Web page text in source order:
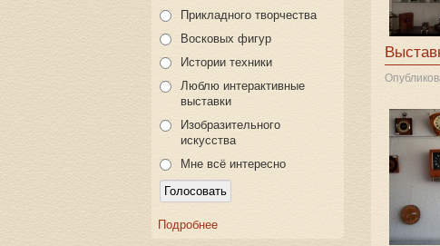
Прикладного творчества
Восковых фигур
Истории техники
Люблю интерактивные
выставки
Изобразительного
искусства
Мне всё интересно
Подробнее